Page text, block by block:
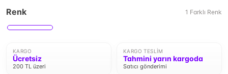
Renk 1 Farklı Renk
KARGO
Ücretsiz
200 TL üzeri
KARGO TESLIM
Tahmini yarın kargoda
Satıcı gönderimi